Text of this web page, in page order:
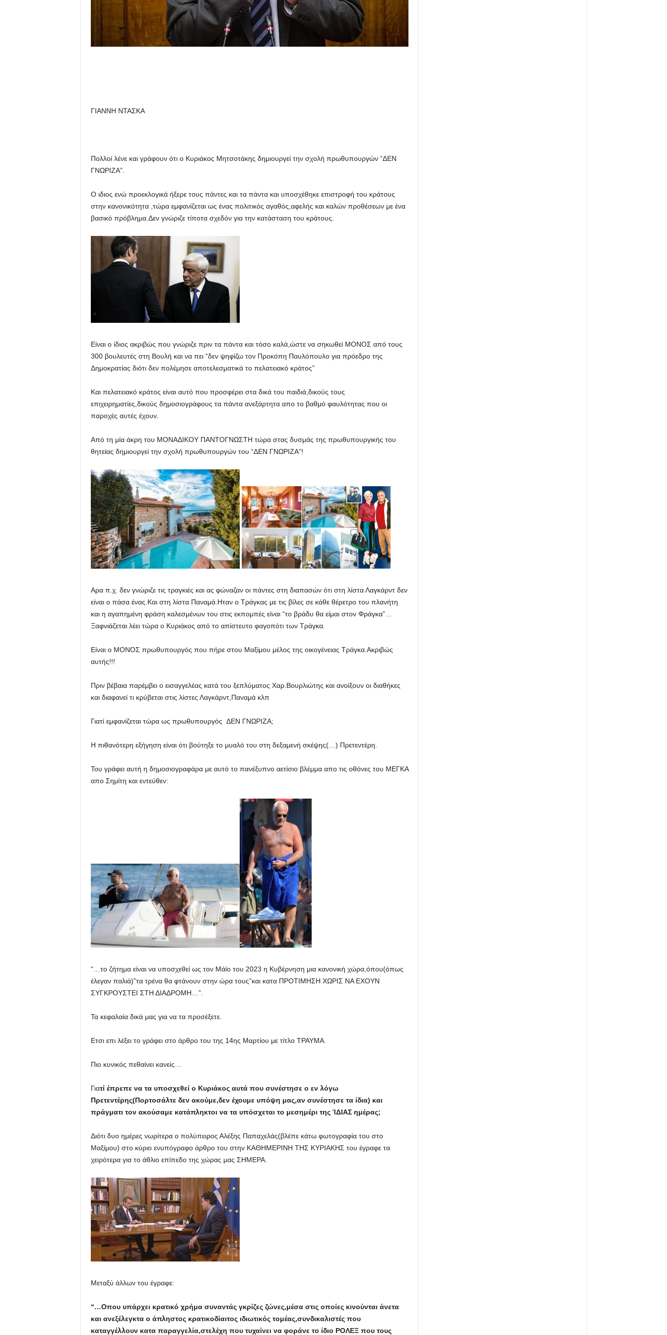
ΓΙΑΝΝΗ ΝΤΑΣΚΑ
Πολλοί λένε και γράφουν ότι ο Κυριάκος Μητσοτάκης δημιουργεί την σχολή πρωθυπουργών “ΔΕΝ
ΓΝΩΡΙΖΑ”.
O ιδιος ενώ προεκλογικά ήξερε τους πάντες και τα πάντα και υποσχέθηκε επιστροφή του κράτους
στην κανονικότητα ,τώρα εμφανίζεται ως ένας πολιτικός αγαθός,αφελής και καλών προθέσεων με ένα
βασικό πρόβλημα.Δεν γνώριζε τίποτα σχεδόν για την κατάσταση του κράτους.
Είναι ο ίδιος ακριβώς που γνώριζε πριν τα πάντα και τόσο καλά,ώστε να σηκωθεί ΜΟΝΟΣ από τους
300 βουλευτές στη Βουλή και να πει “δεν ψηφίζω τον Προκόπη Παυλόπουλο για πρόεδρο της
Δημοκρατίας διότι δεν πολέμησε αποτελεσματικά το πελατειακό κράτος”
Και πελατειακό κράτος είναι αυτό που προσφέρει στα δικά του παιδιά,δικούς τους
επιχειρηματίες,δικούς δημοσιογράφους τα πάντα ανεξάρτητα απο το βαθμό φαυλότητας που οι
παροχές αυτές έχουν.
Από τη μία άκρη του ΜΟΝΑΔΙΚΟΥ ΠΑΝΤΟΓΝΩΣΤΗ τώρα στας δυσμάς της πρωθυπουργικής του
θητείας δημιουργεί την σχολή πρωθυπουργών του “ΔΕΝ ΓΝΩΡΙΖΑ”!
Αρα π.χ. δεν γνώριζε τις τραγκιές και ας φώναζαν οι πάντες στη διαπασών ότι στη λίστα Λαγκάρντ δεν
είναι ο πάσα ένας.Και στη λίστα Παναμά.Ηταν ο Τράγκας με τις βίλες σε κάθε θέρετρο του πλανήτη
και η αγαπημένη φράση καλεσμένων του στις εκπομπές είναι “το βράδυ θα είμαι στον Φράγκα”…
Ξαφνιάζεται λέει τώρα ο Κυριάκος από το απίστευτο φαγοπότι των Τράγκα.
Είναι ο ΜΟΝΟΣ πρωθυπουργός που πήρε στου Μαξίμου μέλος της οικογένειας Τράγκα.Ακριβώς
αυτής!!!
Πριν βέβαια παρέμβει ο εισαγγελέας κατά του ξεπλύματος Χαρ.Βουρλιώτης και ανοίξουν οι διαθήκες
και διαφανεί τι κρύβεται στις λίστες Λαγκάρντ,Παναμά κλπ
Γιατί εμφανίζεται τώρα ως πρωθυπουργός ΔΕΝ ΓΝΩΡΙΖΑ;
Η πιθανότερη εξήγηση είναι ότι βούτηξε το μυαλό του στη δεξαμενή σκέψης(…) Πρετεντέρη.
Του γράφει αυτή η δημοσιογραφάρα με αυτό το πανέξυπνο αετίσιο βλέμμα απο τις οθόνες του ΜΕΓΚΑ
απο Σημίτη και εντεύθεν:
“…το ζήτημα είναι να υποσχεθεί ως τον Μάϊο του 2023 η Κυβέρνηση μια κανονική χώρα,όπου(όπως
έλεγαν παλιά)”τα τρένα θα φτάνουν στην ώρα τους”και κατα ΠΡΟΤΙΜΗΣΗ ΧΩΡΙΣ ΝΑ ΕΧΟΥΝ
ΣΥΓΚΡΟΥΣΤΕΙ ΣΤΗ ΔΙΑΔΡΟΜΗ…”.
Τα κεφαλαία δικά μας για να τα προσέξετε.
Ετσι επι λέξει το γράφει στο άρθρο του της 14ης Μαρτίου με τίτλο ΤΡΑΥΜΑ.
Πιο κυνικός πεθαίνει κανείς…
Γιατί έπρεπε να τα υποσχεθεί ο Κυριάκος αυτά που συνέστησε ο εν λόγω
Πρετεντέρης(Πορτοσάλτε δεν ακούμε,δεν έχουμε υπόψη μας,αν συνέστησε τα ίδια) και
πράγματι τον ακούσαμε κατάπληκτοι να τα υπόσχεται το μεσημέρι της ΊΔΙΑΣ ημέρας;
Διότι δυο ημέρες νωρίτερα ο πολύπειρος Αλέξης Παπαχελάς(βλέπε κάτω φωτογραφία του στο
Μαξίμου) στο κύριο ενυπόγραφο άρθρο του στην ΚΑΘΗΜΕΡΙΝΗ ΤΗΣ ΚΥΡΙΑΚΗΣ του έγραφε τα
χειρότερα για το άθλιο επίπεδο της χώρας μας ΣΗΜΕΡΑ.
Μεταξύ άλλων του έγραφε:
“…Οπου υπάρχει κρατικό χρήμα συναντάς γκρίζες ζώνες,μέσα στις οποίες κινούνται άνετα
και ανεξέλεγκτα ο άπληστος κρατικοδίαιτος ιδιωτικός τομέας,συνδικαλιστές που
καταγγέλλουν κατα παραγγελία,στελέχη που τυχαίνει να φοράνε το ίδιο ΡΟΛΕΞ που τους